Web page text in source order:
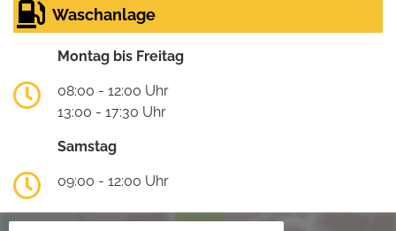
Waschanlage
Montag bis Freitag
08:00 - 12:00 Uhr
13:00 - 17:30 Uhr
Samstag
09:00 - 12:00 Uhr